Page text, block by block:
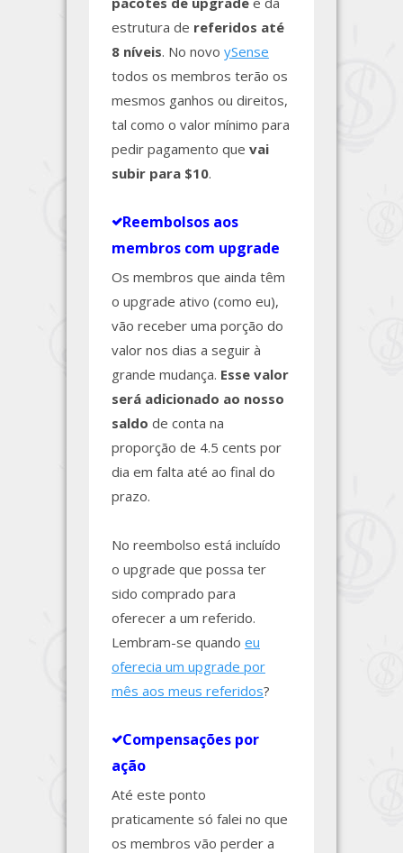
estrutura de referidos até
8 níveis. No novo ySense
todos os membros terão os
mesmos ganhos ou direitos,
tal como o valor mínimo para
pedir pagamento que vai
subir para $10.
Reembolsos aos
membros com upgrade
Os membros que ainda têm
o upgrade ativo (como eu),
vão receber uma porção do
valor nos dias a seguir à
grande mudança. Esse valor
será adicionado ao nosso
saldo de conta na
proporção de 4.5 cents por
dia em falta até ao final do
prazo.
No reembolso está incluído
o upgrade que possa ter
sido comprado para
oferecer a um referido.
Lembram-se quando eu
oferecia um upgrade por
mês aos meus referidos?
Compensações por
ação
Até este ponto
praticamente só falei no que
os membros vão perder a